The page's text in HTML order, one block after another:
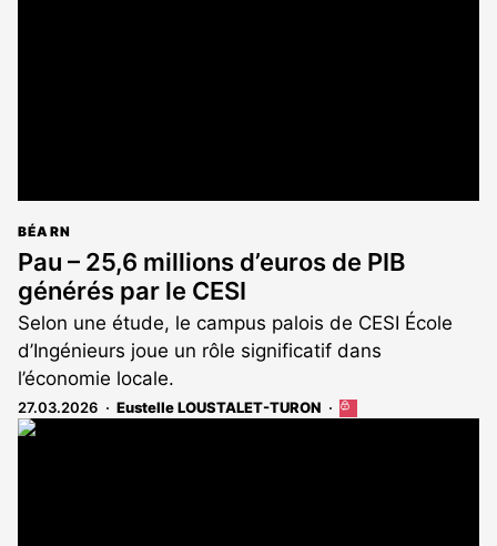
BÉARN
Pau – 25,6 millions d’euros de PIB
générés par le CESI
Selon une étude, le campus palois de CESI École
d’Ingénieurs joue un rôle significatif dans
l’économie locale.
27.03.2026 Eustelle LOUSTALET-TURON
Cet